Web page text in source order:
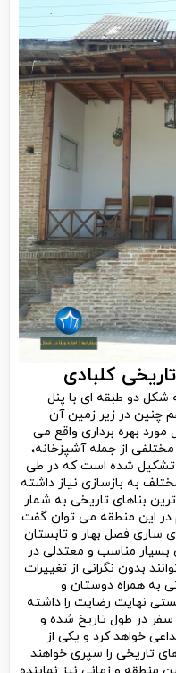
کلبادی
شکل دو طبقه ای با پنل
چنین در زیر زمین آن
بهره برداری واقع می
از جمله آشپزخانه،
تشکیل شده است که در طی
به بازسازی نیاز داشته
بناهای تاریخی به شمار
در این منطقه می توان گفت
ساری فصل بهار و تابستان
بسیار مناسب و معتدلی در
بدون نگرانی از تغییرات
به همراه دوستان و
نهایت رضایت را داشته
در طول تاریخ شده و
خواهد کرد و یکی از
تاریخی را سپری خواهند